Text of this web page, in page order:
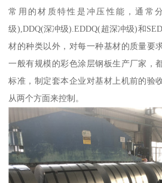
常用的材质特性是冲压性能，通常
级),DDQ(深冲级).EDDQ(超深冲级)和
材的种类以外，对每一种基材的质量要
一般有规模的彩色涂层钢板生产厂家，
标准，制定套本企业对基材上机前的验
从两个方面来控制。